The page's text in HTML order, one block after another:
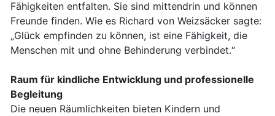
Fähigkeiten entfalten. Sie sind mittendrin und können
Freunde finden. Wie es Richard von Weizsäcker sagte:
„Glück empfinden zu können, ist eine Fähigkeit, die
Menschen mit und ohne Behinderung verbindet.“
Raum für kindliche Entwicklung und professionelle
Begleitung
Die neuen Räumlichkeiten bieten Kindern und